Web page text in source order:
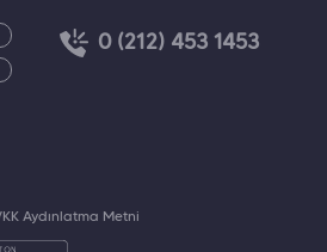
0 (212) 453 1453
Aydınlatma Metni